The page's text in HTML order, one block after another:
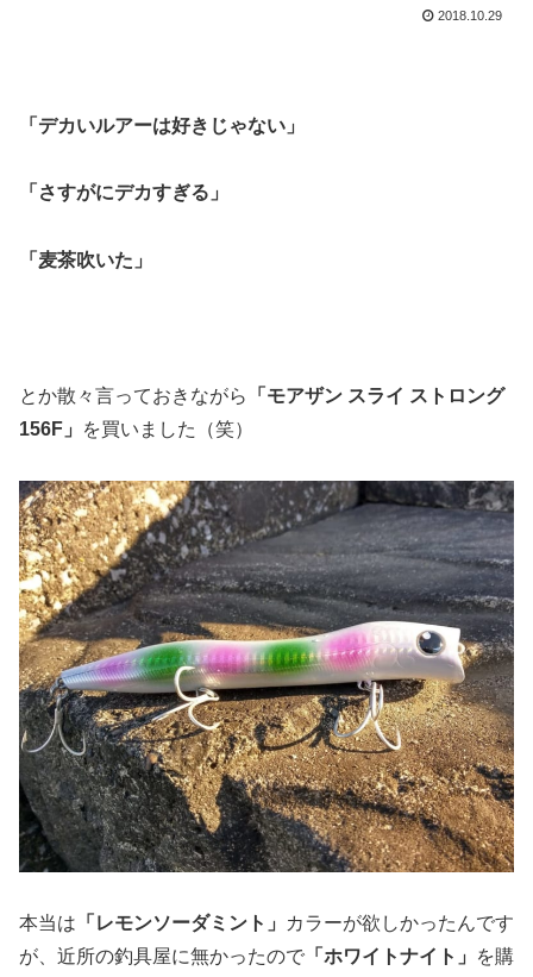
2018.10.29
「デカいルアーは好きじゃない」
「さすがにデカすぎる」
「麦茶吹いた」
とか散々言っておきながら
「モアザン スライ ストロング
156F」
を買いました（笑）
本当は 「レモンソーダミント」
カラーが欲しかったんです
が、近所の釣具屋に無かったので 「ホワイトナイト」
を購